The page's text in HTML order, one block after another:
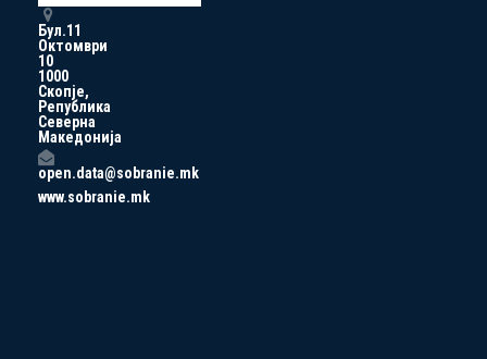
Бул.11
Октомври
10
1000
Скопје,
Република
Северна
Македонија
open.data@sobranie.mk
www.sobranie.mk